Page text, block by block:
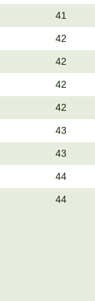
41
42
42
42
42
43
43
44
44